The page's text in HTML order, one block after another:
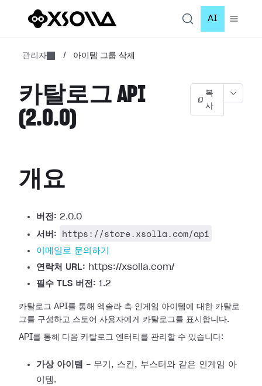
AI
관리자 / 아이템 그룹 삭제
카탈로그 API
(2.0.0)
복
사
개요
버전: 2.0.0
서버:
https://store.xsolla.com/api
이메일로 문의하기
연락처 URL: https://xsolla.com/
필수 TLS 버전: 1.2
카탈로그 API를 통해 엑솔라 측 인게임 아이템에 대한 카탈로
그를 구성하고 스토어 사용자에게 카탈로그를 표시합니다.
API를 통해 다음 카탈로그 엔터티를 관리할 수 있습니다:
가상 아이템 - 무기, 스킨, 부스터와 같은 인게임 아
이템.